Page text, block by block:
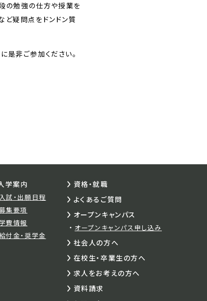
段の勉強の仕方や授業を
ど疑問点をドンドン質
是非ご参加ください。
学案内
入試・出願日程
募集要項
費情報
給付金・奨学金
資格・就職
よくあるご質問
オープンキャンパス
オープンキャンパス申し込み
社会人の方へ
在校生・卒業生の方へ
求人をお考えの方へ
資料請求